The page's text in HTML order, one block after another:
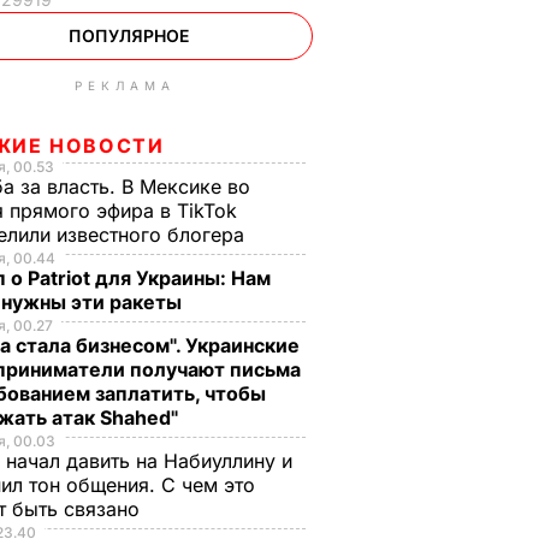
ПОПУЛЯРНОЕ
РЕКЛАМА
НОВОСТИ
00.53
за власть. В Мексике во
прямого эфира в TikTok
известного блогера
00.44
о Patriot для Украины: Нам
эти ракеты
00.27
стала бизнесом". Украинские
получают письма
заплатить, чтобы
атак Shahed"
00.03
начал давить на Набиуллину и
тон общения. С чем это
быть связано